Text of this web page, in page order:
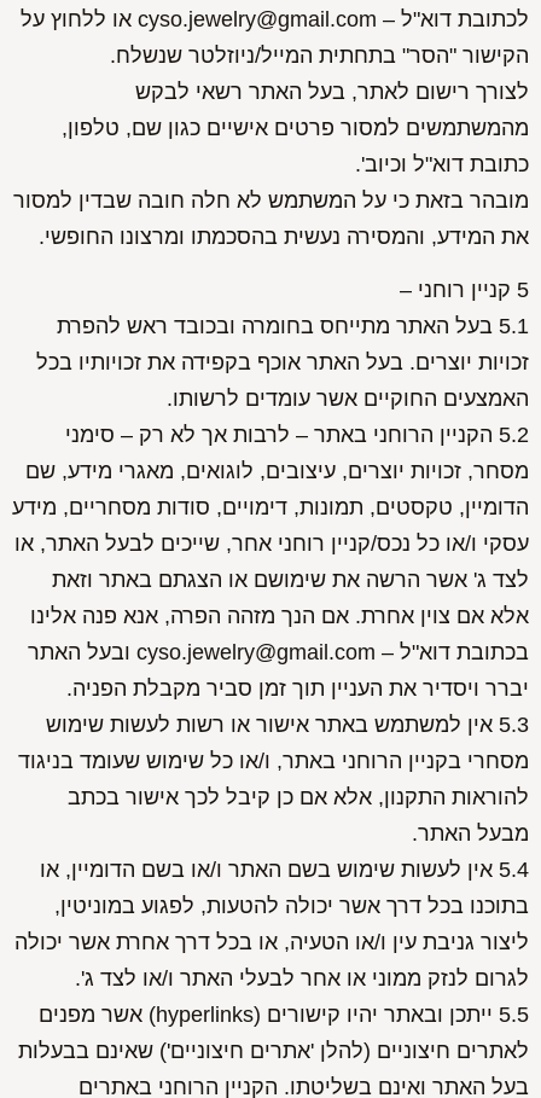
לכתובת דוא"ל – cyso.jewelry@gmail.com או ללחוץ על
הקישור "הסר" בתחתית המייל/ניוזלטר שנשלח.
לצורך רישום לאתר, בעל האתר רשאי לבקש
מהמשתמשים למסור פרטים אישיים כגון שם, טלפון,
כתובת דוא"ל וכיוב'.
מובהר בזאת כי על המשתמש לא חלה חובה שבדין למסור
את המידע, והמסירה נעשית בהסכמתו ומרצונו החופשי.
5 קניין רוחני –
5.1 בעל האתר מתייחס בחומרה ובכובד ראש להפרת
זכויות יוצרים. בעל האתר אוכף בקפידה את זכויותיו בכל
האמצעים החוקיים אשר עומדים לרשותו.
5.2 הקניין הרוחני באתר – לרבות אך לא רק – סימני
מסחר, זכויות יוצרים, עיצובים, לוגואים, מאגרי מידע, שם
הדומיין, טקסטים, תמונות, דימויים, סודות מסחריים, מידע
עסקי ו/או כל נכס/קניין רוחני אחר, שייכים לבעל האתר, או
לצד ג' אשר הרשה את שימושם או הצגתם באתר וזאת
אלא אם צוין אחרת. אם הנך מזהה הפרה, אנא פנה אלינו
בכתובת דוא"ל – cyso.jewelry@gmail.com ובעל האתר
יברר ויסדיר את העניין תוך זמן סביר מקבלת הפניה.
5.3 אין למשתמש באתר אישור או רשות לעשות שימוש
מסחרי בקניין הרוחני באתר, ו/או כל שימוש שעומד בניגוד
להוראות התקנון, אלא אם כן קיבל לכך אישור בכתב
מבעל האתר.
5.4 אין לעשות שימוש בשם האתר ו/או בשם הדומיין, או
בתוכנו בכל דרך אשר יכולה להטעות, לפגוע במוניטין,
ליצור גניבת עין ו/או הטעיה, או בכל דרך אחרת אשר יכולה
לגרום לנזק ממוני או אחר לבעלי האתר ו/או לצד ג'.
5.5 ייתכן ובאתר יהיו קישורים (hyperlinks) אשר מפנים
לאתרים חיצוניים (להלן 'אתרים חיצוניים') שאינם בבעלות
בעל האתר ואינם בשליטתו. הקניין הרוחני באתרים